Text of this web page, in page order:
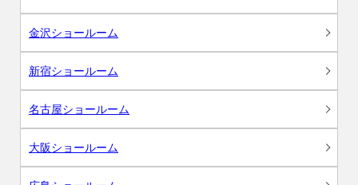
金沢ショールーム
新宿ショールーム
名古屋ショールーム
大阪ショールーム